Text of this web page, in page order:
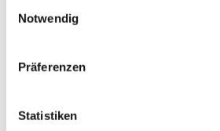
Notwendig
Präferenzen
Statistiken
Besondere Spezialisierung und
Genossenschaftsbanken aller
Gestaltung von